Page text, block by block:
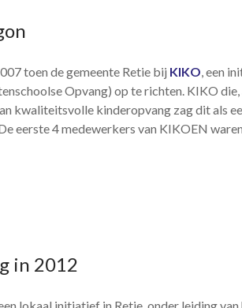
toen de gemeente Retie bij KIKO, een
Opvang) op te richten. KIKO
kwaliteitsvolle kinderopvang zag dit als
eerste 4 medewerkers van KIKOEN
in 2012